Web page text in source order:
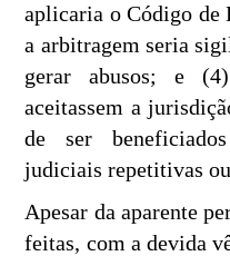
aplicaria o Código de
a arbitragem seria
gerar abusos; e
aceitassem a
de ser
judiciais repetitivas
Apesar da aparente
feitas, com a devida